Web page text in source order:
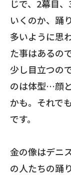
じで、2幕目
いくのか、踊
多いように思
た事はあるの
少し目立つの
のは体型…顔
かも。それで
です。
金の像はデニ
の人たちの踊